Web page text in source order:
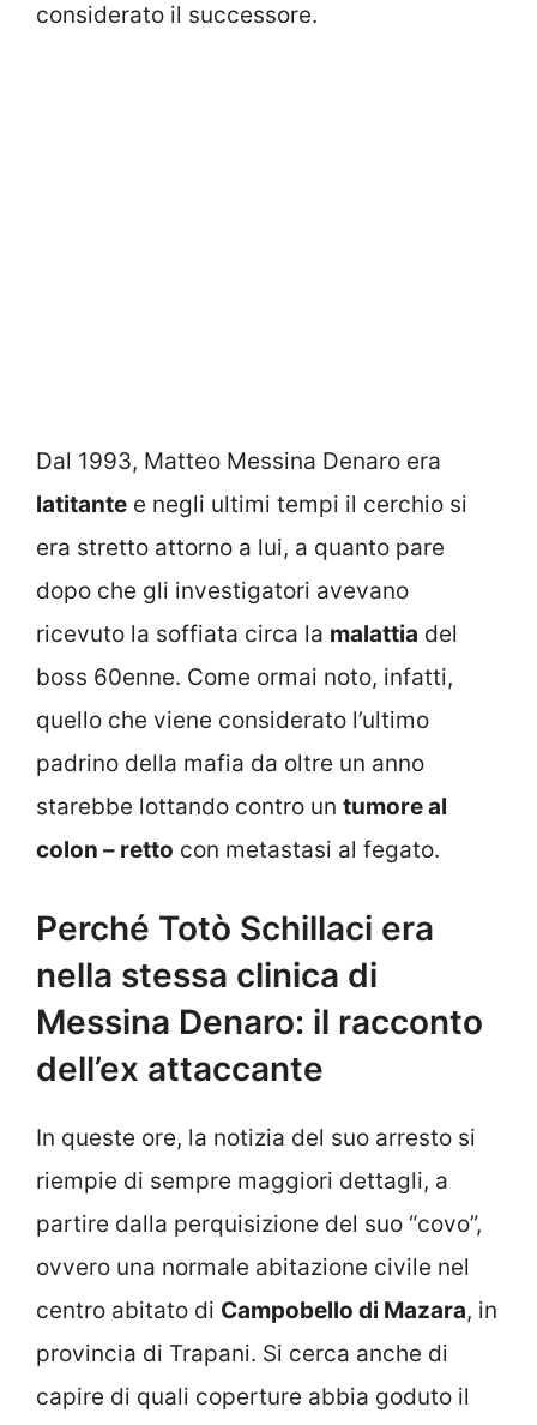
considerato il successore.
Dal 1993, Matteo Messina Denaro era
latitante e negli ultimi tempi il cerchio si
era stretto attorno a lui, a quanto pare
dopo che gli investigatori avevano
ricevuto la soffiata circa la malattia del
boss 60enne. Come ormai noto, infatti,
quello che viene considerato l’ultimo
padrino della mafia da oltre un anno
starebbe lottando contro un tumore al
colon – retto con metastasi al fegato.
Perché Totò Schillaci era
nella stessa clinica di
Messina Denaro: il racconto
dell’ex attaccante
In queste ore, la notizia del suo arresto si
riempie di sempre maggiori dettagli, a
partire dalla perquisizione del suo “covo”,
ovvero una normale abitazione civile nel
centro abitato di Campobello di Mazara, in
provincia di Trapani. Si cerca anche di
capire di quali coperture abbia goduto il